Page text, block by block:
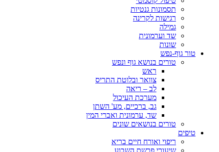
תסמונות גנטיות
רגישות לקרינה
גמילה
שד וערמונית
שונות
טור גוף-נפש
טורים בנושא גוף ונפש
ראש
צוואר ובלוטת התריס
לב – ריאה
מערכת העיכול
גב, ברכיים, מע' השתן
שד, ערמונית ואברי המין
טורים בנושאים שונים
טיפים
ריפוי ואורח חיים בריא
שיעורי פרשת השבוע